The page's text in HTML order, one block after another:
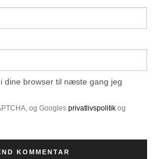
dine browser til næste gang jeg
og Googles privatlivspolitik og